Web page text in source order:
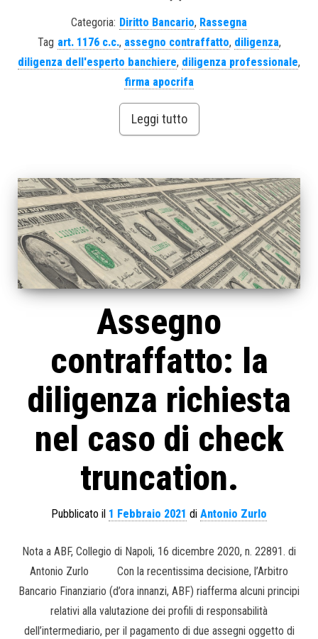
Categoria: Diritto Bancario, Rassegna
Tag art. 1176 c.c., assegno contraffatto, diligenza,
diligenza dell'esperto banchiere, diligenza professionale,
firma apocrifa
Leggi tutto
Assegno
contraffatto: la
diligenza richiesta
nel caso di check
truncation.
Pubblicato il 1 Febbraio 2021 di Antonio Zurlo
Nota a ABF, Collegio di Napoli, 16 dicembre 2020, n. 22891. di
Antonio Zurlo Con la recentissima decisione, l’Arbitro
Bancario Finanziario (d’ora innanzi, ABF) riafferma alcuni principi
relativi alla valutazione dei profili di responsabilità
dell’intermediario, per il pagamento di due assegni oggetto di